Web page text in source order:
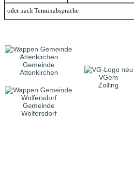
oder nach Terminabsprache
Gemeinde
Attenkirchen
VGem
Zolling
Gemeinde
Wolfersdorf